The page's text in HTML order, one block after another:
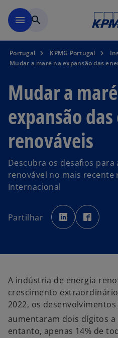
menu search
Portugal KPMG Portugal
Mudar a maré na expansão das
Mudar a
expansão
renováveis
Descubra os desafios para
renovável no mais recente
Internacional
Partilhar
o
p
e
n
n
a
b
p
e
n
a
b
A indústria de energia
crescimento
2022, os
aumentaram dois dígitos
entanto, apenas 14% de